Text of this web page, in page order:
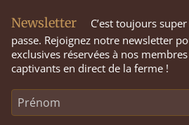
Newsletter
C’est toujours
passe. Rejoignez notre newsletter
exclusives réservées à nos
captivants en direct de la ferme !